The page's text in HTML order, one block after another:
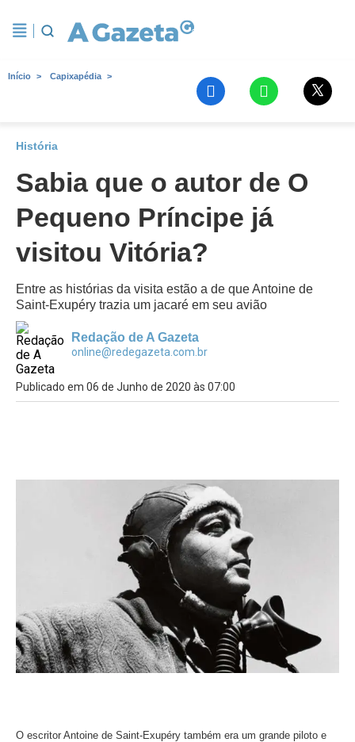
Início Capixapédia
História
Sabia que o autor de O
Pequeno Príncipe já
visitou Vitória?
Entre as histórias da visita estão a de que Antoine de
Saint-Exupéry trazia um jacaré em seu avião
Redação de A Gazeta
online@redegazeta.com.br
Publicado em 06 de Junho de 2020 às 07:00
O escritor Antoine de Saint-Exupéry também era um grande piloto e